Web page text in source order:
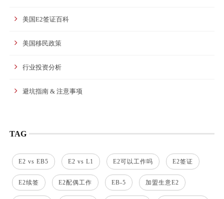
美国E2签证百科
美国移民政策
行业投资分析
避坑指南 & 注意事项
TAG
E2 vs EB5 E2 vs L1 E2可以工作吗 E2签证
E2续签 E2配偶工作 EB-5 加盟生意E2